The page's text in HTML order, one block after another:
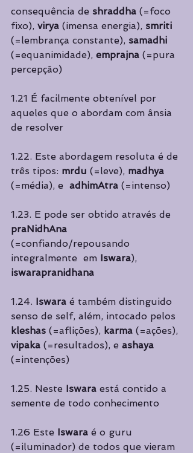
consequência de shraddha (=foco
fixo), virya (imensa energia), smriti
(=lembrança constante), samadhi
(=equanimidade), emprajna (=pura
percepção)
1.21 É facilmente obtenível por
aqueles que o abordam com ânsia
de resolver
1.22. Este abordagem resoluta é de
três tipos: mrdu (=leve), madhya
(=média), e adhimAtra (=intenso)
1.23. E pode ser obtido através de
praNidhAna
(=confiando/repousando
integralmente  em Iswara),
iswarapranidhana
1.24. Iswara é também distinguido
senso de self, além, intocado pelos
kleshas (=aflições), karma (=ações),
vipaka (=resultados), e ashaya
(=intenções)
1.25. Neste Iswara está contido a
semente de todo conhecimento
1.26 Este Iswara é o guru
(=iluminador) de todos que vieram